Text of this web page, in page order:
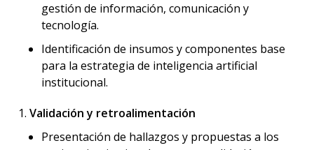
gestión de información, comunicación y
tecnología.
Identificación de insumos y componentes base
para la estrategia de inteligencia artificial
institucional.
Validación y retroalimentación
Presentación de hallazgos y propuestas a los